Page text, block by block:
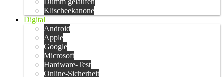
Dumm gelaufen
Klischeekanone
Digital
Android
Apple
Google
Microsoft
Hardware-Test
Online-Sicherheit